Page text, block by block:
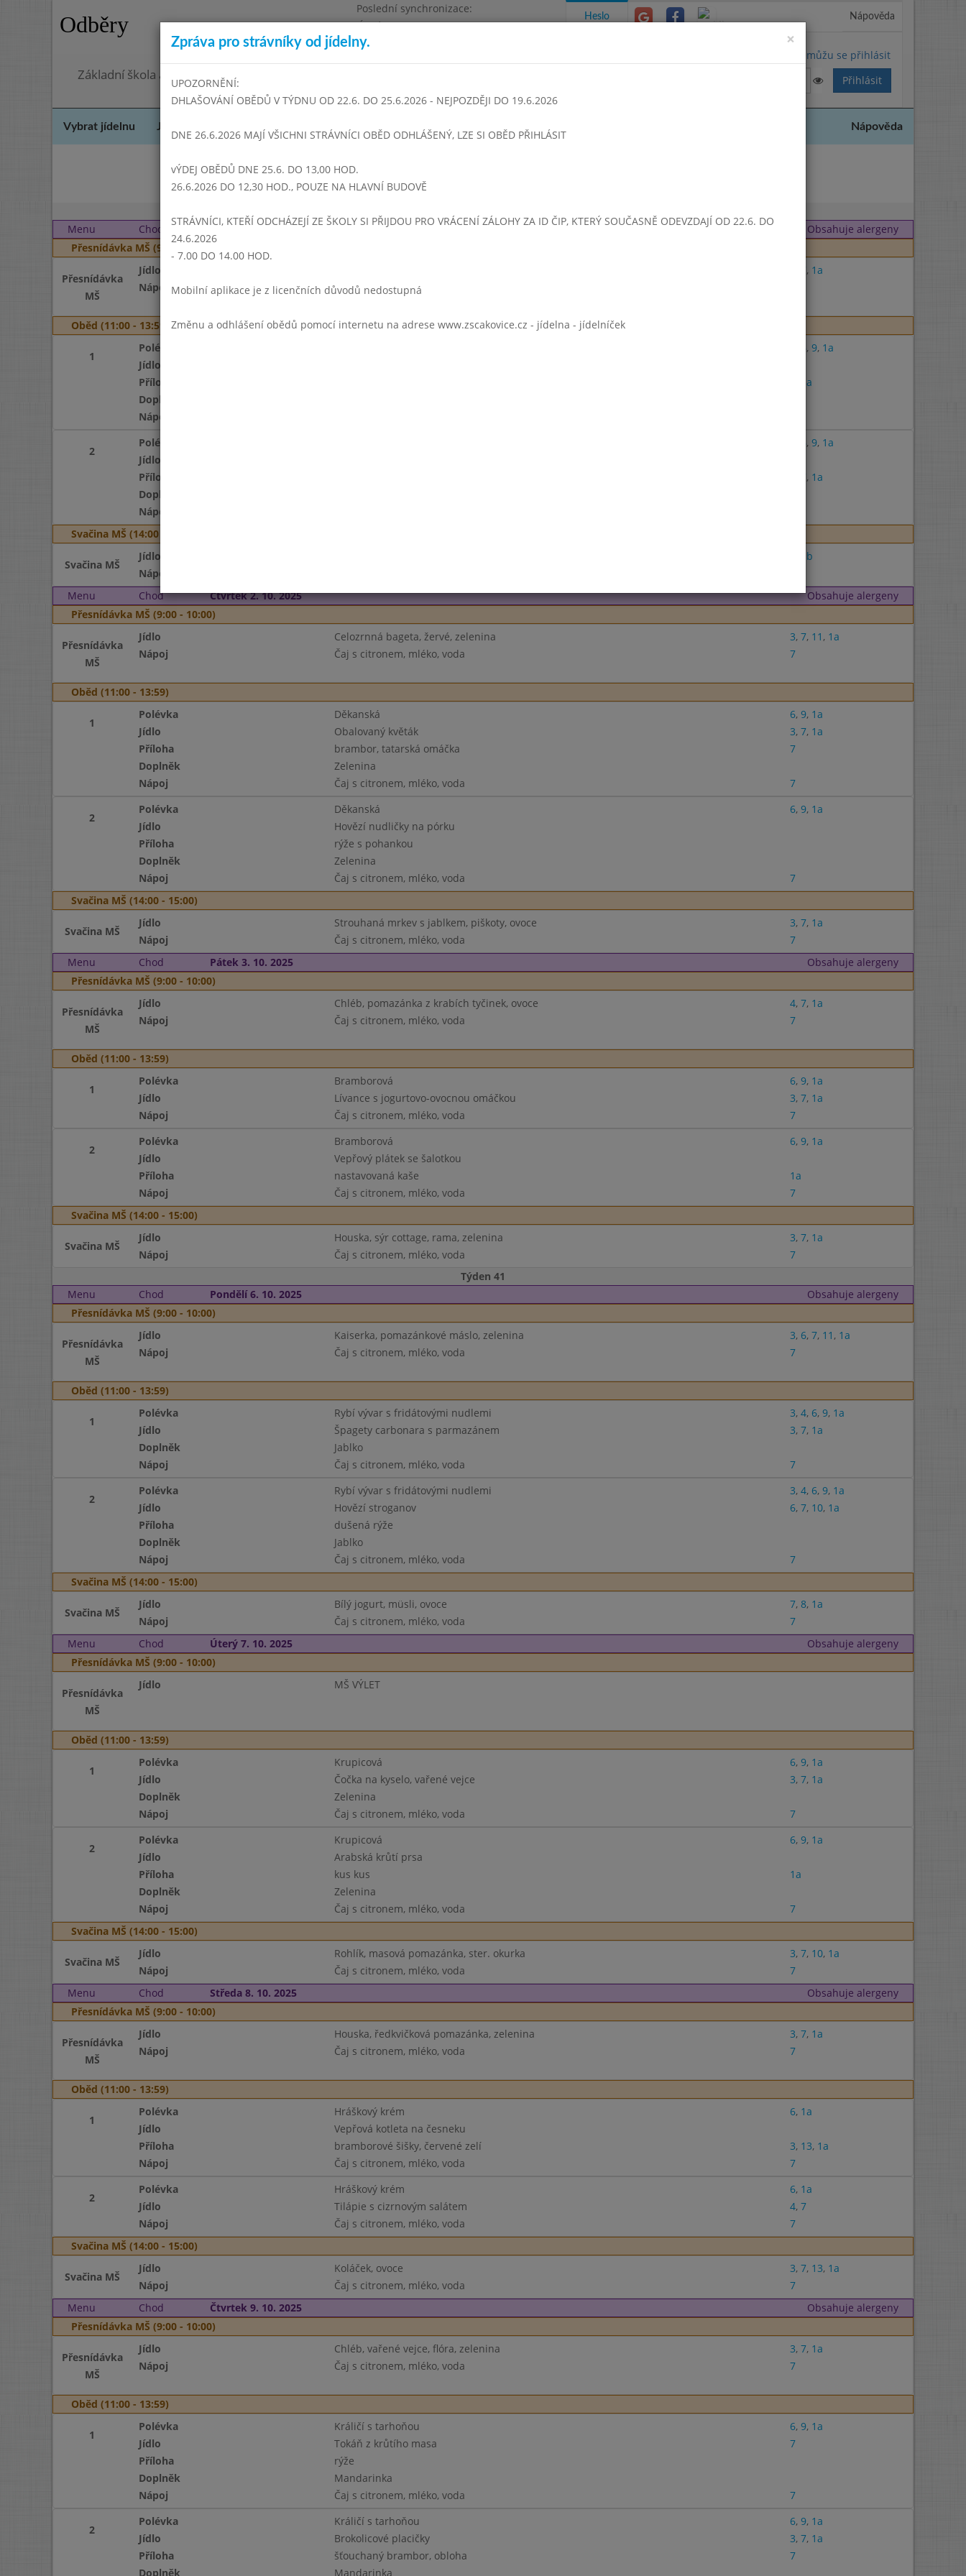
Odběry
Poslední synchronizace:
Úterý 28.7.2026 15:19
Omezení objednávek
Základní škola a Mateřská škola Dr. Edvarda Beneše, Praha - Čakovice
Heslo Nápověda
Nemůžu se přihlásit
Vybrat jídelnu Jídelní lístek Nápověda
Srpen 2025
Menu
Chod Středa 1. 10. 2025
Obsahuje alergeny
Přesnídávka MŠ (9:00 - 10:00)
Přesnídávka
MŠ
Jídlo , 1a
Nápoj
Čaj s citronem, mléko, voda
Oběd (11:00 - 13:59)
1
Polévka , 9, 1a
Jídlo
Příloha
1a
Doplněk
Nápoj
2
Polévka , 9, 1a
Jídlo
Příloha
, 1a
Doplněk
Nápoj
Svačina MŠ (14:00 - 15:00)
Svačina MŠ
Jídlo
1b
Nápoj
Menu
Chod Čtvrtek 2. 10. 2025
Obsahuje alergeny
Přesnídávka MŠ (9:00 - 10:00)
Přesnídávka
MŠ
Jídlo Celozrnná bageta, žervé, zelenina 3, 7, 11 , 1a
Nápoj
Čaj s citronem, mléko, voda 7
Oběd (11:00 - 13:59)
1
Polévka Děkanská 6, 9, 1a
Jídlo
Obalovaný květák 3, 7, 1a
Příloha
brambor, tatarská omáčka
7
Doplněk
Zelenina
Nápoj
Čaj s citronem, mléko, voda 7
2
Polévka Děkanská 6, 9, 1a
Jídlo
Hovězí nudličky na pórku
Příloha
rýže s pohankou
Doplněk
Zelenina
Nápoj
Čaj s citronem, mléko, voda
7
Svačina MŠ (14:00 - 15:00)
Svačina MŠ
Jídlo Strouhaná mrkev s jablkem, piškoty, ovoce 3, 7, 1a
Nápoj
Čaj s citronem, mléko, voda
7
Menu
Chod Pátek 3. 10. 2025
Obsahuje alergeny
Přesnídávka MŠ (9:00 - 10:00)
Přesnídávka
MŠ
Jídlo Chléb, pomazánka z krabích tyčinek, ovoce 4, 7, 1a
Nápoj
Čaj s citronem, mléko, voda 7
Oběd (11:00 - 13:59)
1
Polévka Bramborová 6, 9, 1a
Jídlo
Lívance s jogurtovo-ovocnou omáčkou 3, 7, 1a
Nápoj
Čaj s citronem, mléko, voda 7
2
Polévka Bramborová 6, 9, 1a
Jídlo
Vepřový plátek se šalotkou
Příloha
nastavovaná kaše
1a
Nápoj
Čaj s citronem, mléko, voda
7
Svačina MŠ (14:00 - 15:00)
Svačina MŠ
Jídlo Houska, sýr cottage, rama, zelenina 3, 7, 1a
Nápoj
Čaj s citronem, mléko, voda
7
Týden 41
Menu
Chod Pondělí 6. 10. 2025
Obsahuje alergeny
Přesnídávka MŠ (9:00 - 10:00)
Přesnídávka
MŠ
Jídlo Kaiserka, pomazánkové máslo, zelenina 3, 6, 7, 11 , 1a
Nápoj
Čaj s citronem, mléko, voda 7
Oběd (11:00 - 13:59)
1
Polévka Rybí vývar s fridátovými nudlemi 3, 4, 6, 9, 1a
Jídlo
Špagety carbonara s parmazánem 3, 7, 1a
Doplněk
Jablko
Nápoj
Čaj s citronem, mléko, voda 7
2
Polévka Rybí vývar s fridátovými nudlemi 3, 4, 6, 9, 1a
Jídlo
Hovězí stroganov 6, 7, 10, 1a
Příloha
dušená rýže
Doplněk
Jablko
Nápoj
Čaj s citronem, mléko, voda
7
Svačina MŠ (14:00 - 15:00)
Svačina MŠ
Jídlo Bílý jogurt, müsli, ovoce 7, 8, 1a
Nápoj
Čaj s citronem, mléko, voda
7
Menu
Chod Úterý 7. 10. 2025
Obsahuje alergeny
Přesnídávka MŠ (9:00 - 10:00)
Přesnídávka
MŠ
Jídlo MŠ VÝLET
Oběd (11:00 - 13:59)
1
Polévka Krupicová 6, 9, 1a
Jídlo
Čočka na kyselo, vařené vejce 3, 7, 1a
Doplněk
Zelenina
Nápoj
Čaj s citronem, mléko, voda 7
2
Polévka Krupicová 6, 9, 1a
Jídlo
Arabská krůtí prsa
Příloha
kus kus
1a
Doplněk
Zelenina
Nápoj
Čaj s citronem, mléko, voda
7
Svačina MŠ (14:00 - 15:00)
Svačina MŠ
Jídlo Rohlík, masová pomazánka, ster. okurka 3, 7, 10, 1a
Nápoj
Čaj s citronem, mléko, voda
7
Menu
Chod Středa 8. 10. 2025
Obsahuje alergeny
Přesnídávka MŠ (9:00 - 10:00)
Přesnídávka
MŠ
Jídlo Houska, ředkvičková pomazánka, zelenina 3, 7, 1a
Nápoj
Čaj s citronem, mléko, voda 7
Oběd (11:00 - 13:59)
1
Polévka Hráškový krém 6, 1a
Jídlo
Vepřová kotleta na česneku
Příloha
bramborové šišky, červené zelí 3, 13, 1a
Nápoj
Čaj s citronem, mléko, voda 7
2
Polévka Hráškový krém 6, 1a
Jídlo
Tilápie s cizrnovým salátem 4, 7
Nápoj
Čaj s citronem, mléko, voda
7
Svačina MŠ (14:00 - 15:00)
Svačina MŠ
Jídlo Koláček, ovoce 3, 7, 13, 1a
Nápoj
Čaj s citronem, mléko, voda
7
Menu
Chod Čtvrtek 9. 10. 2025
Obsahuje alergeny
Přesnídávka MŠ (9:00 - 10:00)
Přesnídávka
MŠ
Jídlo Chléb, vařené vejce, flóra, zelenina 3, 7, 1a
Nápoj
Čaj s citronem, mléko, voda 7
Oběd (11:00 - 13:59)
1
Polévka Králičí s tarhoňou 6, 9, 1a
Jídlo
Tokáň z krůtího masa
7
Příloha
rýže
Doplněk
Mandarinka
Nápoj
Čaj s citronem, mléko, voda 7
2
Polévka Králičí s tarhoňou 6, 9, 1a
Jídlo
Brokolicové placičky 3, 7, 1a
Příloha
šťouchaný brambor, obloha
7
Doplněk
Mandarinka
×
Zpráva pro strávníky od jídelny.
UPOZORNĚNÍ:
DHLAŠOVÁNÍ OBĚDŮ V TÝDNU OD 22.6. DO 25.6.2026 - NEJPOZDĚJI DO 19.6.2026
DNE 26.6.2026 MAJÍ VŠICHNI STRÁVNÍCI OBĚD ODHLÁŠENÝ, LZE SI OBĚD PŘIHLÁSIT
vÝDEJ OBĚDŮ DNE 25.6. DO 13,00 HOD.
26.6.2026 DO 12,30 HOD., POUZE NA HLAVNÍ BUDOVĚ
STRÁVNÍCI, KTEŘÍ ODCHÁZEJÍ ZE ŠKOLY SI PŘIJDOU PRO VRÁCENÍ ZÁLOHY ZA ID ČIP, KTERÝ SOUČASNĚ ODEVZDAJÍ OD 22.6. DO
24.6.2026
- 7.00 DO 14.00 HOD.
Mobilní aplikace je z licenčních důvodů nedostupná
Změnu a odhlášení obědů pomocí internetu na adrese www.zscakovice.cz - jídelna - jídelníček